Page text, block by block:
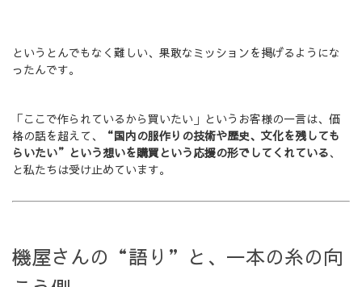
というとんでもなく難しい、果敢なミッションを掲げるようにな
ったんです。
「ここで作られているから買いたい」というお客様の一言は、価
格の話を超えて、
“国内の服作りの技術や歴史、文化を残しても
らいたい”という想いを購買という応援の形でしてくれている、
と私たちは受け止めています。
機屋さんの“語り”と、一本の糸の向